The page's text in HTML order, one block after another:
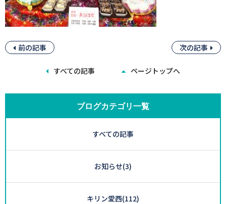
前の記事 次の記事
すべての記事 ページトップへ
ブログカテゴリ一覧
すべての記事
お知らせ(3)
キリン愛西(112)